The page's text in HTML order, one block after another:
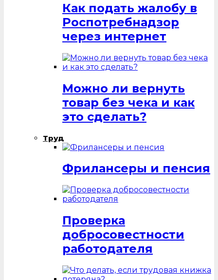
Как подать жалобу в
Роспотребнадзор
через интернет
Можно ли вернуть
товар без чека и как
это сделать?
Труд
Фрилансеры и пенсия
Проверка
добросовестности
работодателя